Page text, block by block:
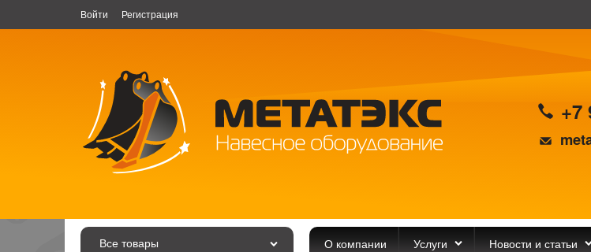
Войти Регистрация
+7
Все товары О компании Услуги Новости и статьи